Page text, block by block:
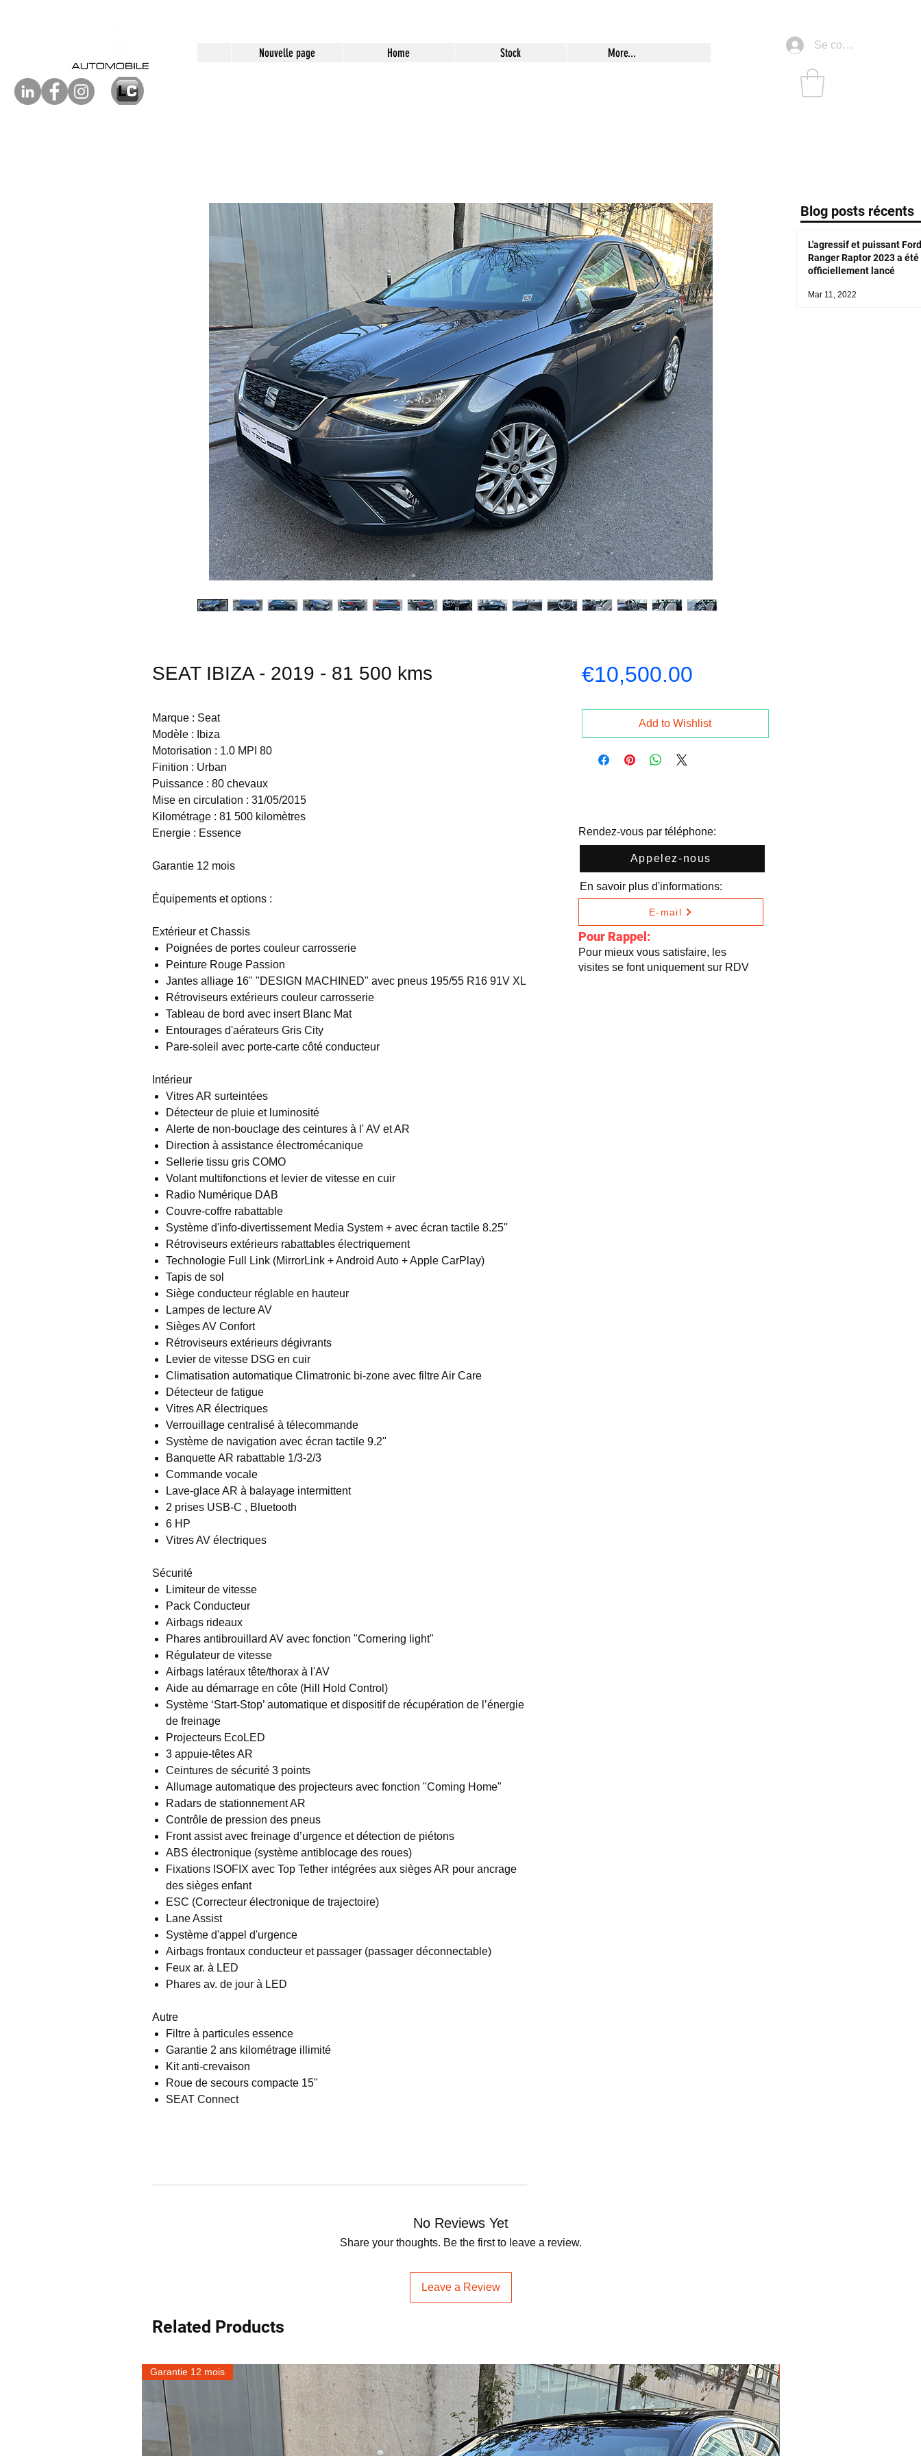
Nouvelle page Home Stock More...
Se connecter
SEAT IBIZA - 2019 - 81 500 kms
Marque : Seat
Modèle : Ibiza
Motorisation : 1.0 MPI 80
Finition : Urban
Puissance : 80 chevaux
Mise en circulation : 31/05/2015
Kilométrage : 81 500 kilomètres
Energie : Essence
Garantie 12 mois
Équipements et options :
Extérieur et Chassis
Poignées de portes couleur carrosserie
Peinture Rouge Passion
Jantes alliage 16" "DESIGN MACHINED" avec pneus 195/55 R16 91V XL
Rétroviseurs extérieurs couleur carrosserie
Tableau de bord avec insert Blanc Mat
Entourages d'aérateurs Gris City
Pare-soleil avec porte-carte côté conducteur
Intérieur
Vitres AR surteintées
Détecteur de pluie et luminosité
Alerte de non-bouclage des ceintures à l' AV et AR
Direction à assistance électromécanique
Sellerie tissu gris COMO
Volant multifonctions et levier de vitesse en cuir
Radio Numérique DAB
Couvre-coffre rabattable
Système d'info-divertissement Media System + avec écran tactile 8.25''
Rétroviseurs extérieurs rabattables électriquement
Technologie Full Link (MirrorLink + Android Auto + Apple CarPlay)
Tapis de sol
Siège conducteur réglable en hauteur
Lampes de lecture AV
Sièges AV Confort
Rétroviseurs extérieurs dégivrants
Levier de vitesse DSG en cuir
Climatisation automatique Climatronic bi-zone avec filtre Air Care
Détecteur de fatigue
Vitres AR électriques
Verrouillage centralisé à télecommande
Système de navigation avec écran tactile 9.2"
Banquette AR rabattable 1/3-2/3
Commande vocale
Lave-glace AR à balayage intermittent
2 prises USB-C , Bluetooth
6 HP
Vitres AV électriques
Sécurité
Limiteur de vitesse
Pack Conducteur
Airbags rideaux
Phares antibrouillard AV avec fonction "Cornering light"
Régulateur de vitesse
Airbags latéraux tête/thorax à l'AV
Aide au démarrage en côte (Hill Hold Control)
Système ‘Start-Stop’ automatique et dispositif de récupération de l’énergie
de freinage
Projecteurs EcoLED
3 appuie-têtes AR
Ceintures de sécurité 3 points
Allumage automatique des projecteurs avec fonction "Coming Home"
Radars de stationnement AR
Contrôle de pression des pneus
Front assist avec freinage d’urgence et détection de piétons
ABS électronique (système antiblocage des roues)
Fixations ISOFIX avec Top Tether intégrées aux sièges AR pour ancrage
des sièges enfant
ESC (Correcteur électronique de trajectoire)
Lane Assist
Système d'appel d'urgence
Airbags frontaux conducteur et passager (passager déconnectable)
Feux ar. à LED
Phares av. de jour à LED
Autre
Filtre à particules essence
Garantie 2 ans kilométrage illimité
Kit anti-crevaison
Roue de secours compacte 15"
SEAT Connect
€10,500.00Price
Add to Wishlist
No Reviews Yet
Share your thoughts. Be the first to leave a review.
Leave a Review
Rendez-vous par téléphone:
Appelez-nous
En savoir plus d'informations:
E-mail
Pour Rappel:
Pour mieux vous satisfaire, les
visites se font uniquement sur RDV
Blog posts récents
L'agressif et puissant Ford
Ranger Raptor 2023 a été
officiellement lancé
Mar 11, 2022
Related Products
Garantie 12 mois